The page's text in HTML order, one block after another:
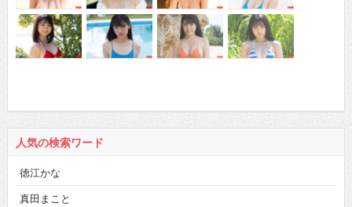
人気の検索ワード
徳江かな
真田まこと